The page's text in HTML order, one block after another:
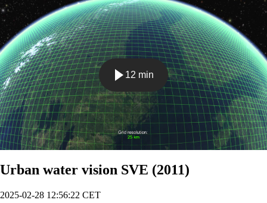
12 min
Spela
Urban water vision SVE (2011)
2025-02-28 12:56:22 CET